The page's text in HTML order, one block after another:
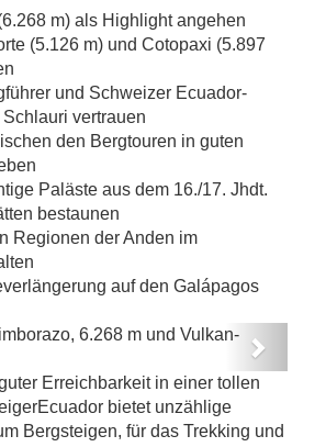
m) als Highlight angehen
(5.126 m) und Cotopaxi (5.897
und Schweizer Ecuador-
vertrauen
den Bergtouren in guten
Paläste aus dem 16./17. Jhdt.
bestaunen
Regionen der Anden im
auf den Galápagos
– Chimborazo, 6.268 m und
Vulkan-5000er
Next
Erreichbarkeit in einer tollen
bietet unzählige
Bergsteigen, für das Trekking und